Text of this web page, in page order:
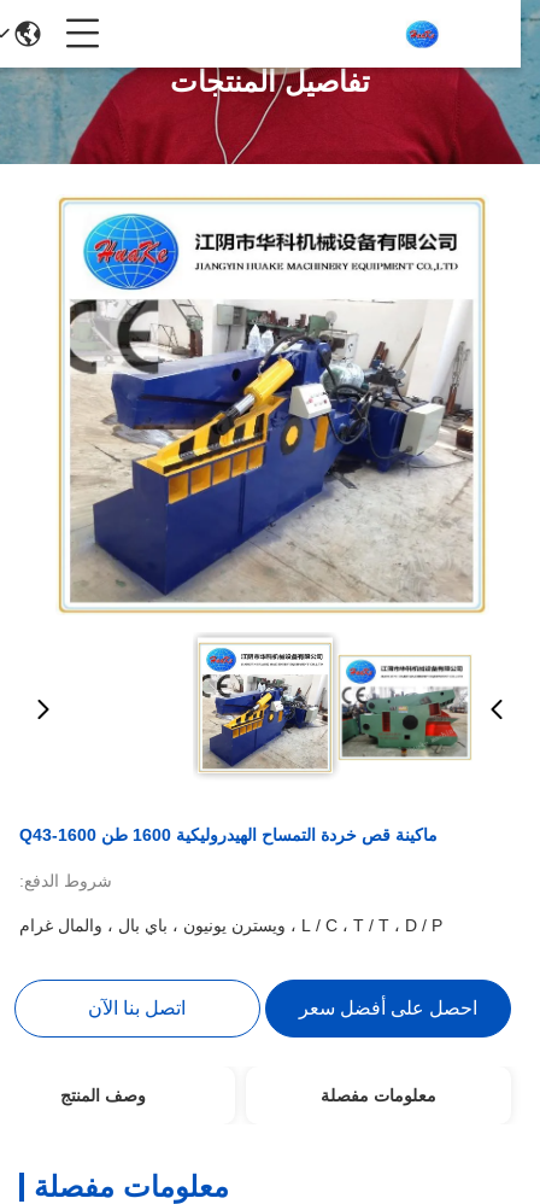
تفاصيل المنتجات
ماكينة قص خردة التمساح الهيدروليكية 1600 طن Q43-1600
شروط الدفع:
L / C ، T / T ، D / P ، ويسترن يونيون ، باي بال ، والمال غرام
احصل على أفضل سعر اتصل بنا الآن
معلومات مفصلة وصف المنتج
معلومات مفصلة